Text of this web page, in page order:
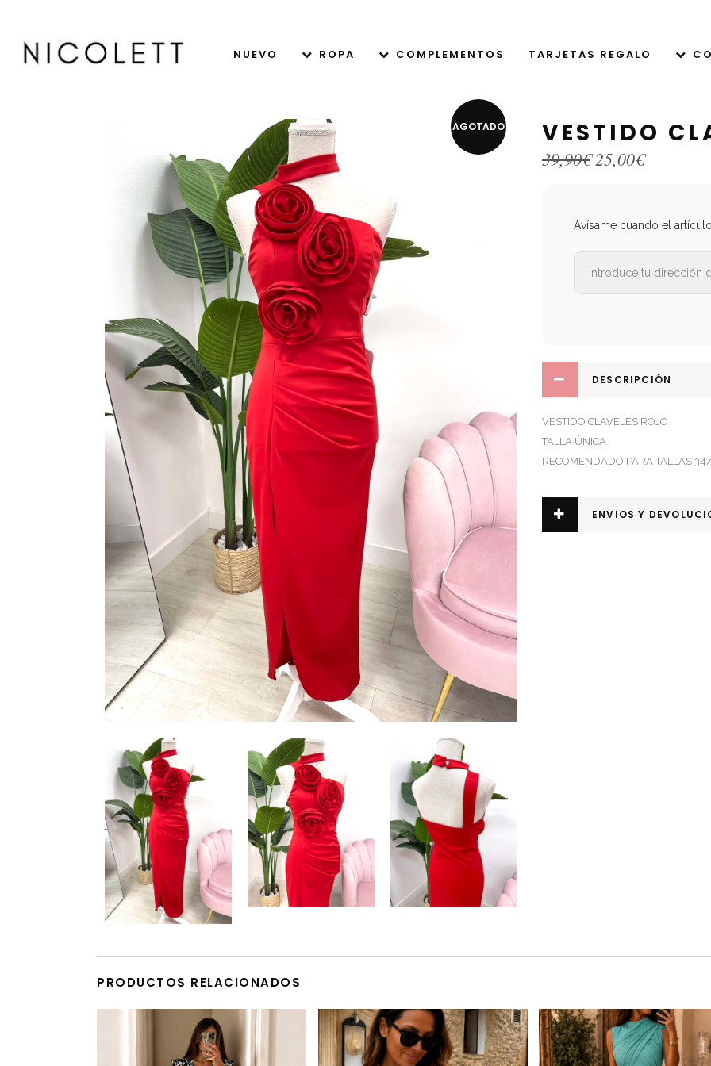
NUEVO ROPA COMPLEMENTOS TARJETAS REGALO
AGOTADO VESTIDO
39,90€ El
precio
39,90€.
25,00€El
25,00€.
Avísame cuando el
DESCRIPCIÓN
VESTIDO CLAVELES ROJO
TALLA ÚNICA
RECOMENDADO PARA TALLAS
ENVIOS Y
PRODUCTOS RELACIONADOS